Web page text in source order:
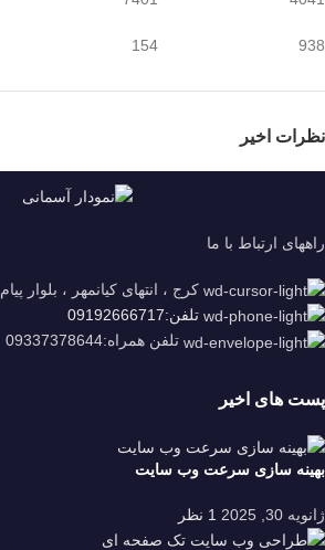
938
154
نظرات اخیر
راههای ارتباط با ما
کرج ، انتهای کیانمهر ، بلوار پیام
تلفن:09192666717
تلفن همراه:09337378644
پست های اخیر
بهینه سازی سرعت وب سایت
ژانویه 30, 2025 1 نظر